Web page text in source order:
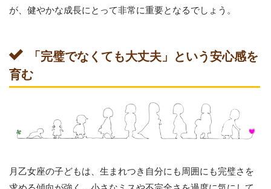
が、健やかな成長にとって非常に重要となるでしょう。
「完璧でなくても大丈夫」という安心感を
育む
月乙女座の子どもは、生まれつき自分にも周囲にも完璧さを